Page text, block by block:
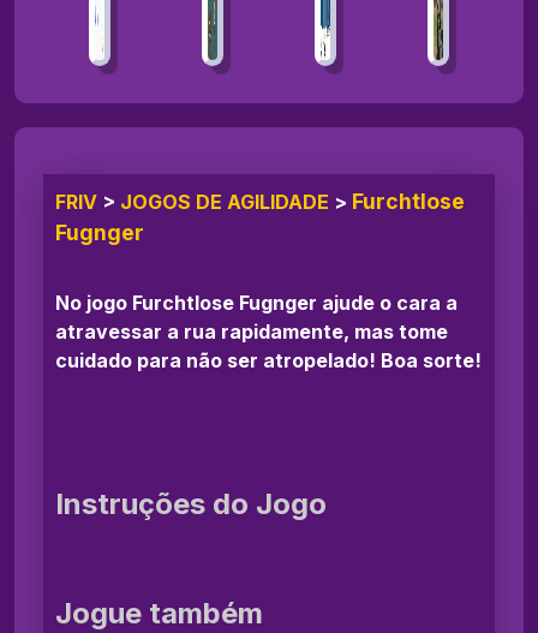
FRIV > JOGOS DE AGILIDADE > Furchtlose
Fugnger
No jogo Furchtlose Fugnger ajude o cara a
atravessar a rua rapidamente, mas tome
cuidado para não ser atropelado! Boa sorte!
Instruções do Jogo
Jogue também